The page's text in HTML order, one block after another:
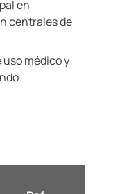
en
centrales de
médico y